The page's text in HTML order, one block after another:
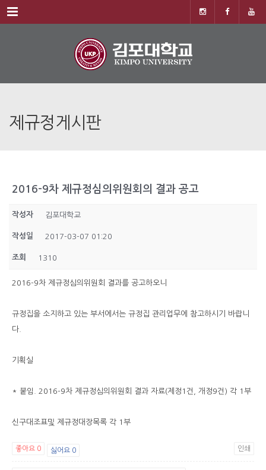
Menu
제규정게시판
2016-9차 제규정심의위원회의 결과 공고
작성자 김포대학교
작성일 2017-03-07 01:20
조회 1310
2016-9차 제규정심의위원회 결과를 공고하오니
규정집을 소지하고 있는 부서에서는 규정집 관리업무에 참고하시기 바랍니
다.
기획실
* 붙임. 2016-9차 제규정심의위원회 결과 자료(제정1건, 개정9건) 각 1부
신구대조표및 제규정대장목록 각 1부
좋아요 0 싫어요 0 인쇄